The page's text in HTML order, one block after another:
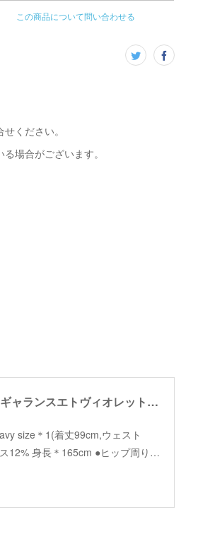
この商品について問い合わせる
ください。
場合がございます。
【garance et violette】tapered denim pants /【ギャランスエトヴィオレット】テーパードデニムパンツ
size＊1(着丈99cm,ウェスト
12% 身長＊165cm ●ヒップ周り…